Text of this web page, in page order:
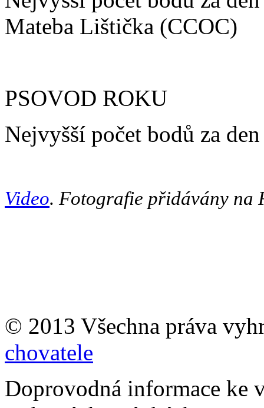
Mateba Lištička (CCOC)
PSOVOD ROKU
Nejvyšší počet bodů za
Video. Fotografie přidávány na
© 2013 Všechna práva
chovatele
Doprovodná informace ke